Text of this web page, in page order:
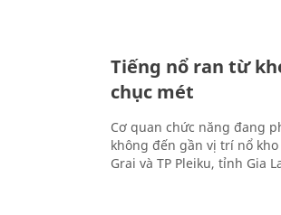
Tiếng nổ ran từ
chục mét
Cơ quan chức năng đang
không đến gần vị trí nổ
Grai và TP Pleiku, tỉnh Gia